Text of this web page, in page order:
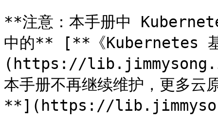
**注意：本手册中
中的** [**《Kubernetes
(https://
本手册不再继续维护，更多
**](https://